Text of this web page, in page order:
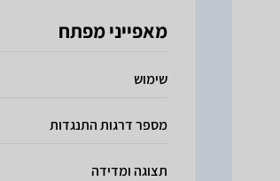
מאפייני מפתח
שימוש
מספר דרגות התנגדות
תצוגה ומדידה